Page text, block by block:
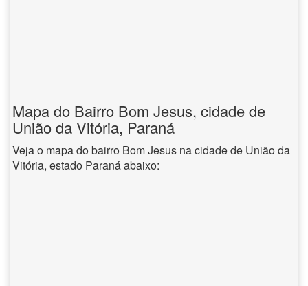
Mapa do Bairro Bom Jesus, cidade de
União da Vitória, Paraná
Veja o mapa do bairro Bom Jesus na cidade de União da
Vitória, estado Paraná abaixo: